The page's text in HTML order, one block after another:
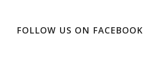
FOLLOW US ON FACEBOOK